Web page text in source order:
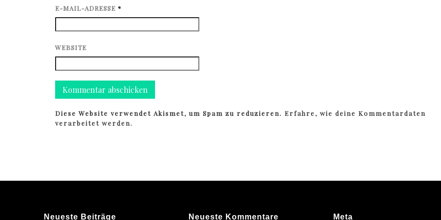
E-MAIL-ADRESSE *
WEBSITE
Diese Website verwendet Akismet, um Spam zu reduzieren.Erfahre, wie deine Kommentardaten
verarbeitet werden.
Neueste Beiträge Neueste Kommentare Meta